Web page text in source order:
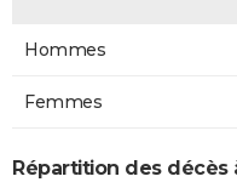
Hommes
Femmes
Répartition des